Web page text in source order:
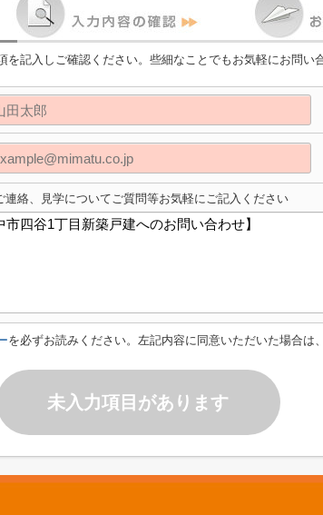
を記入しご確認ください。些細なことでもお気軽にお問い
連絡、見学についてご質問等お気軽にご記入ください
を必ずお読みください。左記内容に同意いただいた場合は
未入力項目があります